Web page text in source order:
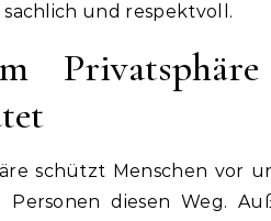
und respektvoll.
schützt Menschen vor
Personen diesen Weg.